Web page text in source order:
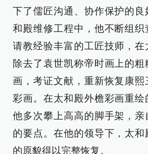
下了儒匠沟通、协作保护的良
和殿维修工程中，他不断组织
请教经验丰富的工匠技师，在
除去了袁世凯称帝时画上的
画，考证文献，重新恢复康
彩画。在太和殿外檐彩画重绘
他多次攀上高高的脚手架，
的要点。在他的领导下，太
的原貌得以完整恢复。